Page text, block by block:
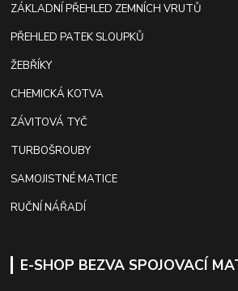
ZÁKLADNÍ PŘEHLED ZEMNÍCH VRUTŮ
PŘEHLED PATEK SLOUPKŮ
ŽEBŘÍKY
CHEMICKÁ KOTVA
ZÁVITOVÁ TYČ
TURBOŠROUBY
SAMOJISTNÉ MATICE
RUČNÍ NÁŘADÍ
E-SHOP BEZVA SPOJOVACÍ